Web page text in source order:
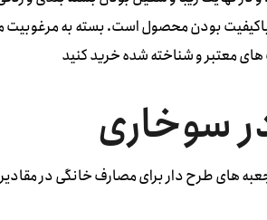
بودن محصول است. بسته به مرغوبیت
معتبر و شناخته شده خرید کنید
سوخاری
دار برای مصارف خانگی در مقادیر کم مثل ۲۰۰